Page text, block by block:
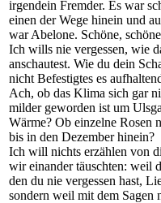
irgendein Fremder. Es war
einen der Wege hinein und
war Abelone. Schöne,
Ich wills nie vergessen, wie
anschautest. Wie du dein
nicht Befestigtes es
Ach, ob das Klima sich gar
milder geworden ist um
Wärme? Ob einzelne Rosen
bis in den Dezember hinein?
Ich will nichts erzählen von
wir einander täuschten: weil
den du nie vergessen hast,
sondern weil mit dem Sagen